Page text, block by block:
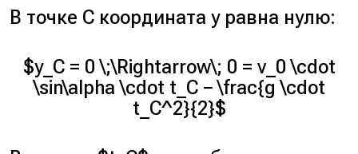
В точке С координата y равна нулю:
$y_C = 0 \;\Rightarrow\; 0 = v_0 \cdot
\sin\alpha \cdot t_C − \frac{g \cdot
t_C^2}{2}$